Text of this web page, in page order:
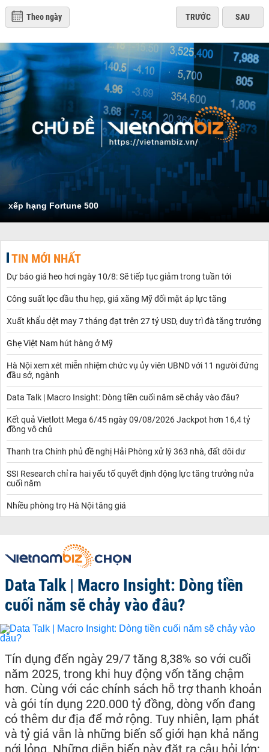
Theo ngày TRƯỚC SAU
xếp hạng Fortune 500
TIN MỚI NHẤT
Dự báo giá heo hơi ngày 10/8: Sẽ tiếp tục giảm trong tuần tới
Công suất lọc dầu thu hẹp, giá xăng Mỹ đối mặt áp lực tăng
Xuất khẩu dệt may 7 tháng đạt trên 27 tỷ USD, duy trì đà tăng trưởng
Ghẹ Việt Nam hút hàng ở Mỹ
Hà Nội xem xét miễn nhiệm chức vụ ủy viên UBND với 11 người đứng
đầu sở, ngành
Data Talk | Macro Insight: Dòng tiền cuối năm sẽ chảy vào đâu?
Kết quả Vietlott Mega 6/45 ngày 09/08/2026 Jackpot hơn 16,4 tỷ
đồng vô chủ
Thanh tra Chính phủ đề nghị Hải Phòng xử lý 363 nhà, đất dôi dư
SSI Research chỉ ra hai yếu tố quyết định động lực tăng trưởng nửa
cuối năm
Nhiều phòng trọ Hà Nội tăng giá
Data Talk | Macro Insight: Dòng tiền
cuối năm sẽ chảy vào đâu?
Tín dụng đến ngày 29/7 tăng 8,38% so với cuối
năm 2025, trong khi huy động vốn tăng chậm
hơn. Cùng với các chính sách hỗ trợ thanh khoản
và gói tín dụng 220.000 tỷ đồng, dòng vốn đang
có thêm dư địa để mở rộng. Tuy nhiên, lạm phát
và tỷ giá vẫn là những biến số giới hạn khả năng
nới lỏng. Những diễn biến này đặt ra câu hỏi lớn: